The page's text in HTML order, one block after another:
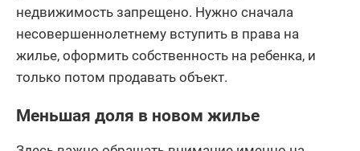
недвижимость запрещено. Нужно сначала
несовершеннолетнему вступить в права на
жилье, оформить собственность на ребенка, и
только потом продавать объект.
Меньшая доля в новом жилье